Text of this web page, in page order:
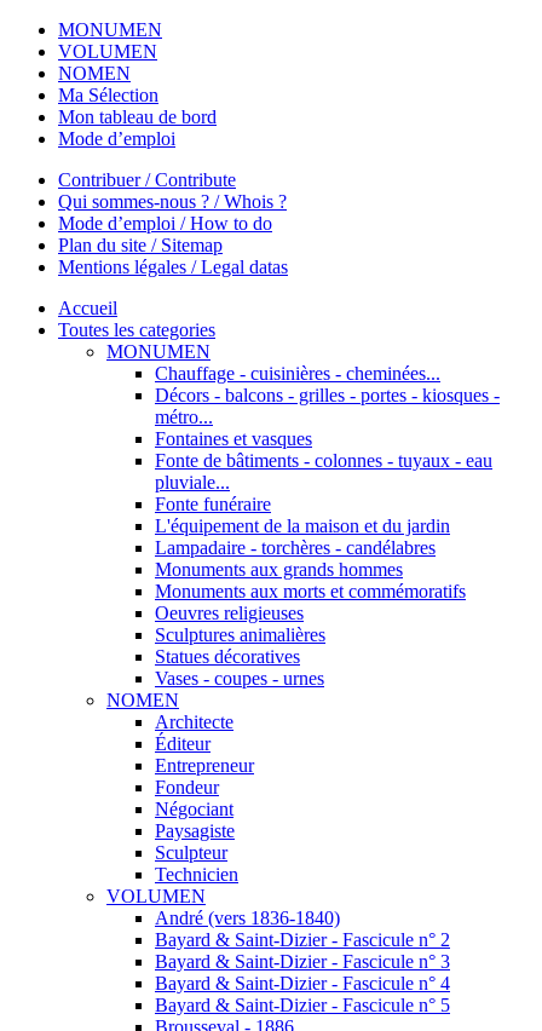
MONUMEN
VOLUMEN
NOMEN
Ma Sélection
Mon tableau de bord
Mode d’emploi
Contribuer / Contribute
Qui sommes-nous ? / Whois ?
Mode d’emploi / How to do
Plan du site / Sitemap
Mentions légales / Legal datas
Accueil
Toutes les categories
MONUMEN
Chauffage - cuisinières - cheminées...
Décors - balcons - grilles - portes - kiosques -
métro...
Fontaines et vasques
Fonte de bâtiments - colonnes - tuyaux - eau
pluviale...
Fonte funéraire
L'équipement de la maison et du jardin
Lampadaire - torchères - candélabres
Monuments aux grands hommes
Monuments aux morts et commémoratifs
Oeuvres religieuses
Sculptures animalières
Statues décoratives
Vases - coupes - urnes
NOMEN
Architecte
Éditeur
Entrepreneur
Fondeur
Négociant
Paysagiste
Sculpteur
Technicien
VOLUMEN
André (vers 1836-1840)
Bayard & Saint-Dizier - Fascicule n° 2
Bayard & Saint-Dizier - Fascicule n° 3
Bayard & Saint-Dizier - Fascicule n° 4
Bayard & Saint-Dizier - Fascicule n° 5
Brousseval - 1886